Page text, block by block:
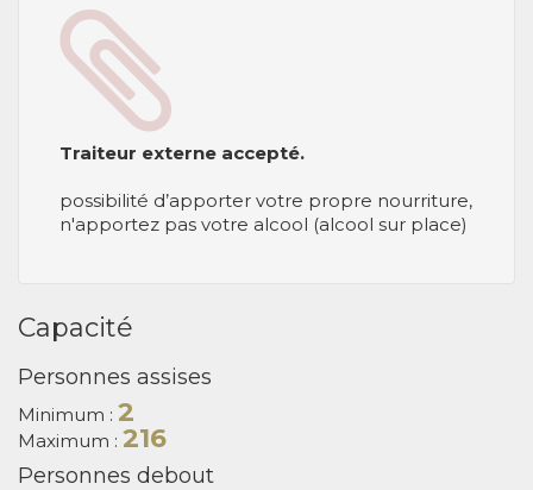
Traiteur externe accepté.
possibilité d’apporter votre propre nourriture,
n'apportez pas votre alcool (alcool sur place)
Capacité
Personnes assises
Minimum : 2
Maximum : 216
Personnes debout